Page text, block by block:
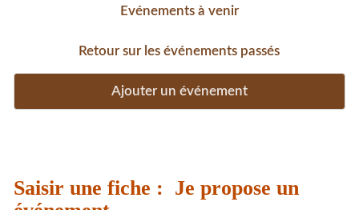
Evénements à venir
Retour sur les événements passés
Ajouter un événement
Saisir une fiche : Je propose un